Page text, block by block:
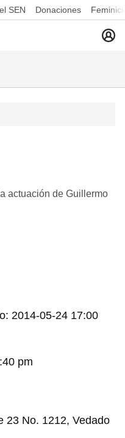
SEN Donaciones
actuación de Guillermo
2014-05-24 17:00
pm
23 No. 1212, Vedado